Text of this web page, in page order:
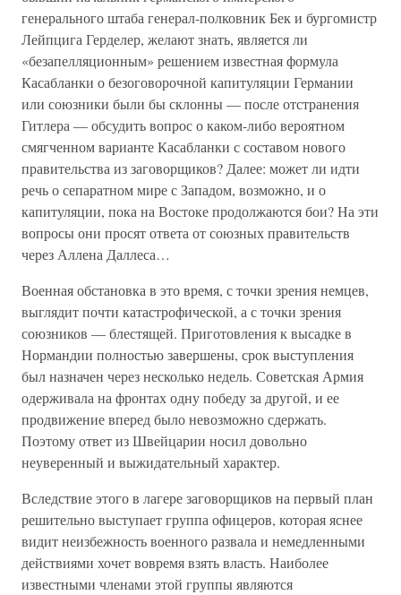
генерального штаба генерал-полковник Бек и бургомистр
Лейпцига Герделер, желают знать, является ли
«безапелляционным» решением известная формула
Касабланки о безоговорочной капитуляции Германии
или союзники были бы склонны — после отстранения
Гитлера — обсудить вопрос о каком-либо вероятном
смягченном варианте Касабланки с составом нового
правительства из заговорщиков? Далее: может ли идти
речь о сепаратном мире с Западом, возможно, и о
капитуляции, пока на Востоке продолжаются бои? На эти
вопросы они просят ответа от союзных правительств
через Аллена Даллеса…
Военная обстановка в это время, с точки зрения немцев,
выглядит почти катастрофической, а с точки зрения
союзников — блестящей. Приготовления к высадке в
Нормандии полностью завершены, срок выступления
был назначен через несколько недель. Советская Армия
одерживала на фронтах одну победу за другой, и ее
продвижение вперед было невозможно сдержать.
Поэтому ответ из Швейцарии носил довольно
неуверенный и выжидательный характер.
Вследствие этого в лагере заговорщиков на первый план
решительно выступает группа офицеров, которая яснее
видит неизбежность военного развала и немедленными
действиями хочет вовремя взять власть. Наиболее
известными членами этой группы являются